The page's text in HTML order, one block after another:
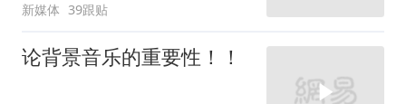
新媒体 39跟贴
论背景音乐的重要性！！